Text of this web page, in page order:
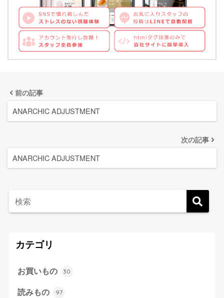
前の記事
ANARCHIC ADJUSTMENT
次の記事
ANARCHIC ADJUSTMENT
カテゴリ
お買いもの 30
読みもの 97